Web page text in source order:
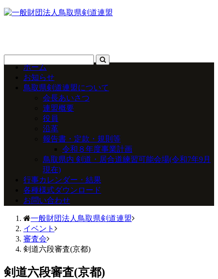
ホーム
お知らせ
鳥取県剣道連盟について
会長あいさつ
連盟概要
役員
沿革
報告書・定款・規則等
令和８年度事業計画
鳥取県内 剣道・居合道練習可能会場(令和7年9月
現在)
行事カレンダー・結果
各種様式ダウンロード
お問い合わせ
一般財団法人鳥取県剣道連盟
イベント
審査会
剣道六段審査(京都)
剣道六段審査(京都)